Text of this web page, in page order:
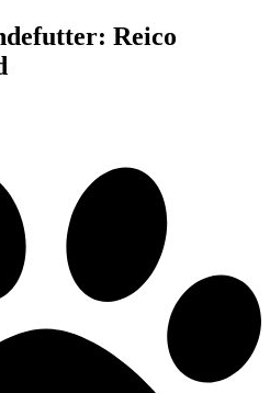
Reico